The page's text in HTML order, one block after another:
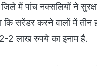
में पांच नक्सलियों ने
कि सरेंडर करने वालों में तीन
2 लाख रुपये का इनाम है.